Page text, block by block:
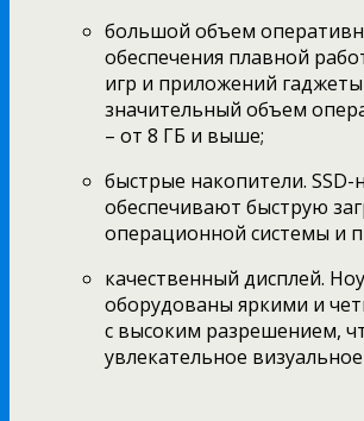
большой объем
обеспечения плавной
игр и приложений
значительный объем
– от 8 ГБ и выше;
быстрые накопители. SSD-
обеспечивают быструю
операционной системы и
качественный дисплей.
оборудованы яркими и
с высоким разрешением,
увлекательное